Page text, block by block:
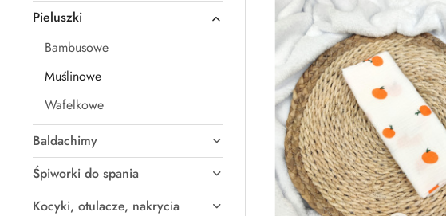
Pieluszki
Bambusowe
Muślinowe
Wafelkowe
Baldachimy
Śpiworki do spania
Kocyki, otulacze, nakrycia